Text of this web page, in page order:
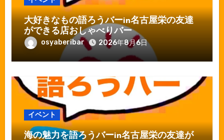
大好きなもの語ろうバーin名古屋栄の友達
ができる店おしゃべりバー
osyaberibar 2026年8月6日
イベント
海の魅力を語ろうバーin名古屋栄の友達が